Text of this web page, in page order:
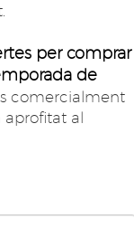
per comprar
de
comercialment
aprofitat al